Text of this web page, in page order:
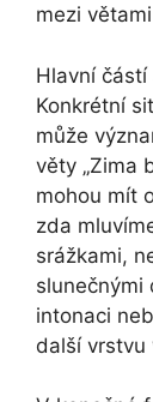
mezi
Hlavní
Konkrétní
může
věty „Zima
mohou mít
zda
srážkami,
slunečnými
intonaci
další vrstvu